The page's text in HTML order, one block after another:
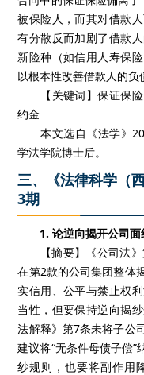
被保险人，而其对借款
有分散反而加剧了借款
新险种（如信用人寿保
以根本性改善借款人的负
【关键词】保证保险
约金
本文选自《法学》
学法学院博士后。
三、《法律科学（
3期
1. 论逆向揭开公司
【摘要】《公司法》
在第2款的公司集团整体
实信用、公平与禁止权
当性，但要保持逆向揭
法解释》第7条未将子公
建议将“无条件母债子偿
纱规则，也要将副作用